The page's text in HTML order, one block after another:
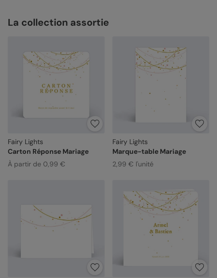
La collection assortie
Fairy Lights
Carton Réponse Mariage
À partir de 0,99 €
Fairy Lights
Marque-table Mariage
2,99 € l'unité